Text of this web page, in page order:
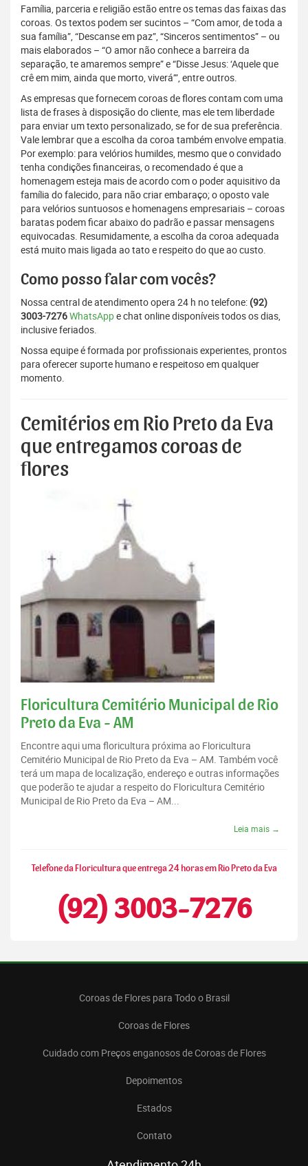
Família, parceria e religião estão entre os temas das faixas das
coroas. Os textos podem ser sucintos – “Com amor, de toda a
sua família”, “Descanse em paz”, “Sinceros sentimentos” – ou
mais elaborados – “O amor não conhece a barreira da
separação, te amaremos sempre” e “Disse Jesus: ‘Aquele que
crê em mim, ainda que morto, viverá’”, entre outros.
As empresas que fornecem coroas de flores contam com uma
lista de frases à disposição do cliente, mas ele tem liberdade
para enviar um texto personalizado, se for de sua preferência.
Vale lembrar que a escolha da coroa também envolve empatia.
Por exemplo: para velórios humildes, mesmo que o convidado
tenha condições financeiras, o recomendado é que a
homenagem esteja mais de acordo com o poder aquisitivo da
família do falecido, para não criar embaraço; o oposto vale
para velórios suntuosos e homenagens empresariais – coroas
baratas podem ficar abaixo do padrão e passar mensagens
equivocadas. Resumidamente, a escolha da coroa adequada
está muito mais ligada ao tato e respeito do que ao custo.
Como posso falar com vocês?
Nossa central de atendimento opera 24 h no telefone: (92)
3003-7276WhatsAppe chat online disponíveis todos os dias,
inclusive feriados.
Nossa equipe é formada por profissionais experientes, prontos
para oferecer suporte humano e respeitoso em qualquer
momento.
Cemitérios em Rio Preto da Eva
que entregamos coroas de
flores
Floricultura Cemitério Municipal de Rio
Preto da Eva - AM
Encontre aqui uma floricultura próxima ao Floricultura
Cemitério Municipal de Rio Preto da Eva – AM. Também você
terá um mapa de localização, endereço e outras informações
que poderão te ajudar a respeito do Floricultura Cemitério
Municipal de Rio Preto da Eva – AM...
Leia mais →
Telefone da Floricultura que entrega 24 horas em Rio Preto da Eva
(92) 3003-7276
Coroas de Flores para Todo o Brasil
Coroas de Flores
Cuidado com Preços enganosos de Coroas de Flores
Depoimentos
Estados
Contato